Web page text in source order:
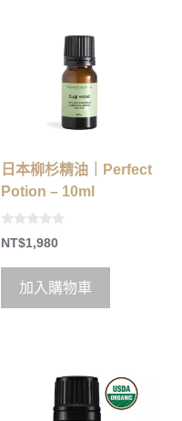
日本柳杉精油｜Perfect
Potion – 10ml
0
o
t
5
NT$1,980
加入購物車